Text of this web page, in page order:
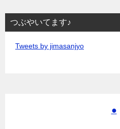
つぶやいてます♪
Tweets by jimasanjyo
●